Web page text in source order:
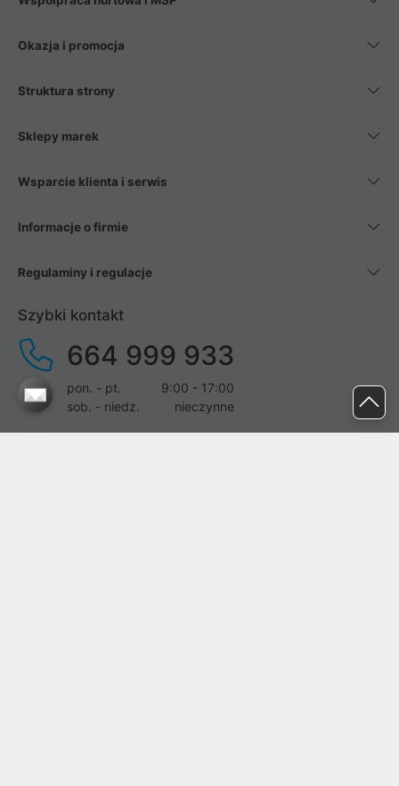
Okazja i promocja
Struktura strony
Sklepy marek
Wsparcie klienta i serwis
Informacje o firmie
Regulaminy i regulacje
Szybki kontakt
664 999 933
pon. - pt.
9:00 - 17:00
sob. - niedz.
nieczynne